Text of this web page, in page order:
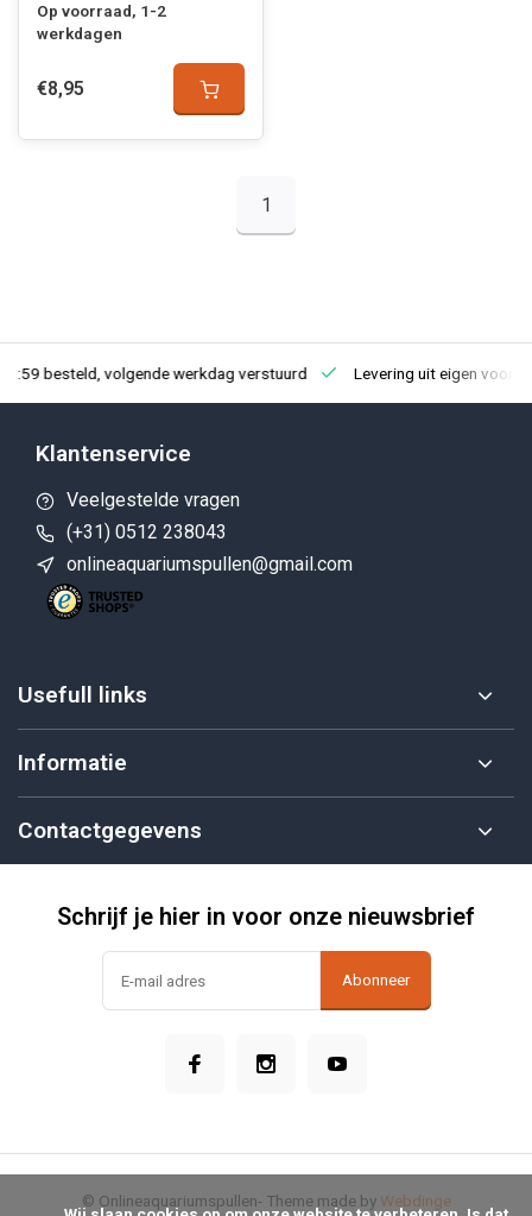
Op voorraad, 1-2
werkdagen
€8,95
1
besteld, volgende werkdag verstuurd Levering uit eigen
Klantenservice
Veelgestelde vragen
(+31) 0512 238043
onlineaquariumspullen@gmail.com
Usefull links
Informatie
Contactgegevens
Schrijf je hier in voor onze nieuwsbrief
Abonneer
© Onlineaquariumspullen- Theme made by Webdinge